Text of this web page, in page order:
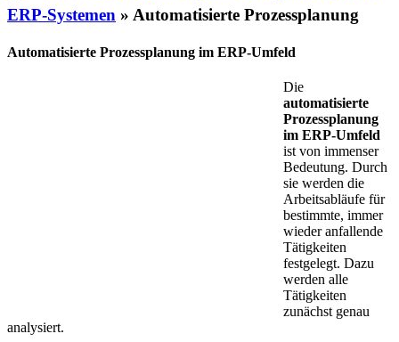
ERP-Systemen » Automatisierte Prozessplanung
Automatisierte Prozessplanung im ERP-Umfeld
Die
automatisierte
Prozessplanung
im ERP-Umfeld
ist von immenser
Bedeutung. Durch
sie werden die
Arbeitsabläufe für
bestimmte, immer
wieder anfallende
Tätigkeiten
festgelegt. Dazu
werden alle
Tätigkeiten
zunächst genau
analysiert.